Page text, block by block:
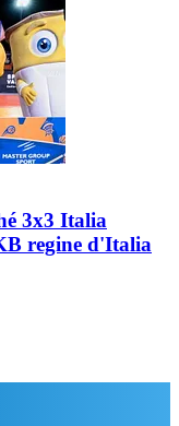
3x3 Italia
regine d'Italia